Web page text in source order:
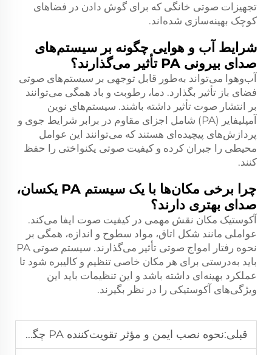
تجهیزات صوتی خانگی که برای گوش دادن در فضاهای
کوچک بهینه‌سازی شده‌اند.
شرایط آب و هوایی چگونه بر سیستم‌های
صدای بیرونی PA تأثیر می‌گذارند؟
آب‌وهوا می‌تواند به‌طور قابل توجهی بر سیستم‌های صوتی
فضای باز تأثیر بگذارد. دما، رطوبت و باد همگی می‌توانند
بر انتشار صوت تأثیر داشته باشند. سیستم‌های نوین
آمپلیفایر (PA) شامل اجزای مقاوم در برابر شرایط جوی و
پردازش‌های پیچیده‌ای هستند که می‌توانند این عوامل
محیطی را جبران کرده و کیفیت صوتی یکنواختی را حفظ
کنند.
چرا برخی مکان‌ها با یک سیستم PA یکسان،
صدای بهتری دارند؟
آکوستیک مکان نقش مهمی در کیفیت صوت ایفا می‌کند.
عواملی مانند شکل اتاق، مواد سطوح و اندازه، همگی بر
نحوه رفتار امواج صوتی تأثیر می‌گذارند. سیستم صوتی PA
باید به‌درستی برای هر مکان خاصی تنظیم و کالیبره شود تا
عملکرد بهینه‌ای داشته باشد و این تنظیمات باید این
ویژگی‌های آکوستیکی را در نظر بگیرند.
قبلی:نحوه نصب ایمن و مؤثر تقویت‌کننده PA چگونه است؟